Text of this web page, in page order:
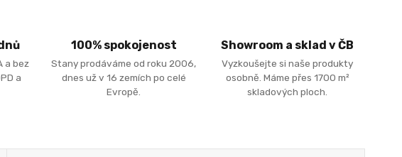
a bez
a
100% spokojenost
Stany prodáváme od roku 2006,
dnes už v 16 zemích po celé
Evropě.
Showroom a sklad v ČB
Vyzkoušejte si naše produkty
osobně. Máme přes 1700 m²
skladových ploch.